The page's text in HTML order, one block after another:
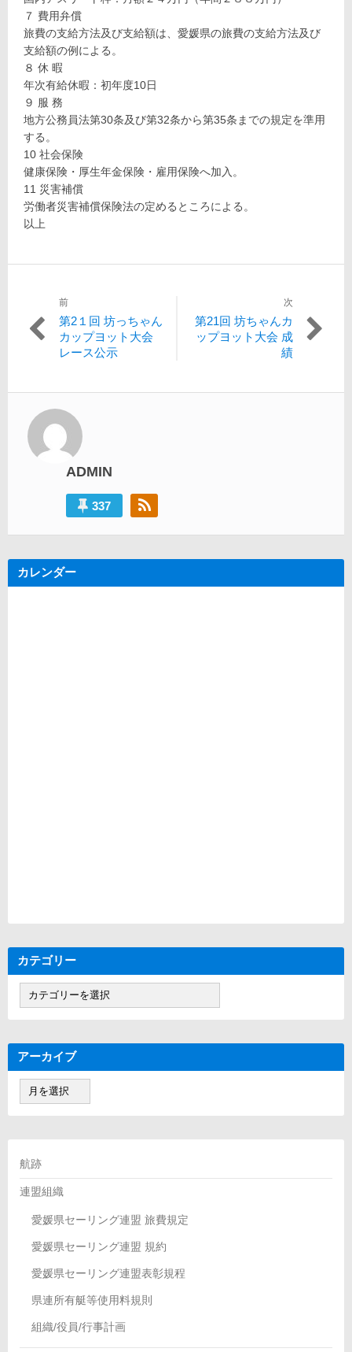
７ 費用弁償
旅費の支給方法及び支給額は、愛媛県の旅費の支給方法及び
支給額の例による。
８ 休 暇
年次有給休暇：初年度10日
９ 服 務
地方公務員法第30条及び第32条から第35条までの規定を準用
する。
10 社会保険
健康保険・厚生年金保険・雇用保険へ加入。
11 災害補償
労働者災害補償保険法の定めるところによる。
以上
稿
ゲ
ー
シ
前
過
去
の
第2１回 坊っちゃん
カップヨット大会
レース公示
次
次
の
第21回 坊ちゃんカ
ップヨット大会 成
績
ADMIN
337
カレンダー
カテゴリー
テ
ー
アーカイブ
ー
航跡
連盟組織
愛媛県セーリング連盟 旅費規定
愛媛県セーリング連盟 規約
愛媛県セーリング連盟表彰規程
県連所有艇等使用料規則
組織/役員/行事計画